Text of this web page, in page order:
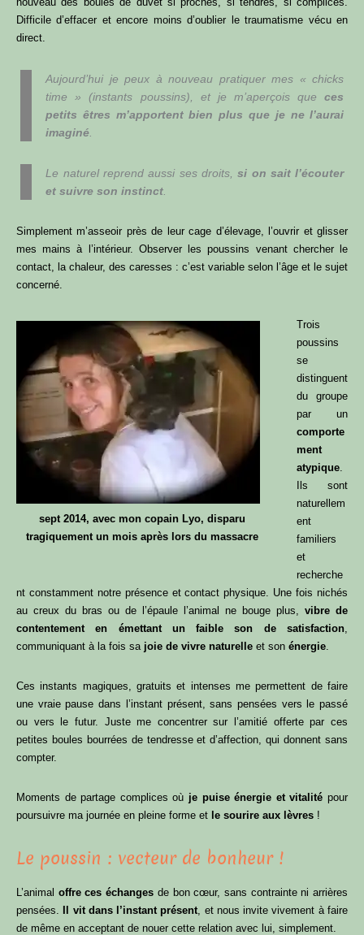
Difficile d’effacer et encore moins d’oublier le traumatisme vécu en
direct.
Aujourd’hui je peux à nouveau pratiquer mes «chicks
time » (instants poussins), et je m’aperçois queces
petits êtres m’apportent bien plus que je ne l’aurai
imaginé.
Le naturel reprend aussi ses droits,si on sait l’écouter
et suivre son instinct.
Simplement m’asseoir près de leur cage d’élevage, l’ouvrir et glisser
mes mains à l’intérieur. Observer les poussins venant chercher le
contact, la chaleur, des caresses : c’est variable selon l’âge et le sujet
concerné.
sept 2014, avec mon copain Lyo, disparu
tragiquement un mois après lors du massacre
Trois
poussins
se
distinguent
du groupe
par un
comporte
ment
atypique.
Ils sont
naturellem
ent
familiers
et
recherche
nt constamment notre présence et contact physique. Une fois nichés
au creux du bras ou de l’épaule l’animal ne bouge plus, vibre de
contentement en émettant un faible son de satisfaction,
communiquant à la fois sa joie de vivre naturelle et son énergie.
Ces instants magiques, gratuits et intenses me permettent de faire
une vraie pause dans l’instant présent, sans pensées vers le passé
ou vers le futur. Juste me concentrer sur l’amitié offerte par ces
petites boules bourrées de tendresse et d’affection, qui donnent sans
compter.
Moments de partage complices où je puise énergie et vitalité pour
poursuivre ma journée en pleine forme et le sourire aux lèvres !
Le poussin : vecteur de bonheur !
L’animal offre ces échanges de bon cœur, sans contrainte ni arrières
pensées.Il vit dans l’instant présent , et nous invite vivement à faire
de même en acceptant de nouer cette relation avec lui, simplement.